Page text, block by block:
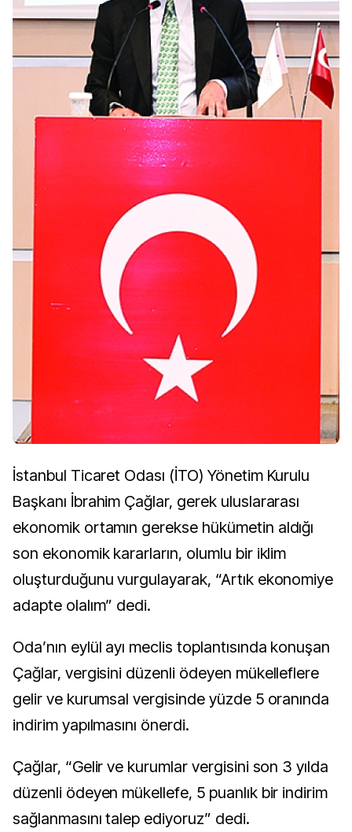
İstanbul Ticaret Odası (İTO) Yönetim Kurulu
Başkanı İbrahim Çağlar, gerek uluslararası
ekonomik ortamın gerekse hükümetin aldığı
son ekonomik kararların, olumlu bir iklim
oluşturduğunu vurgulayarak, “Artık ekonomiye
adapte olalım” dedi.
Oda’nın eylül ayı meclis toplantısında konuşan
Çağlar, vergisini düzenli ödeyen mükelleflere
gelir ve kurumsal vergisinde yüzde 5 oranında
indirim yapılmasını önerdi.
Çağlar, “Gelir ve kurumlar vergisini son 3 yılda
düzenli ödeyen mükellefe, 5 puanlık bir indirim
sağlanmasını talep ediyoruz” dedi.